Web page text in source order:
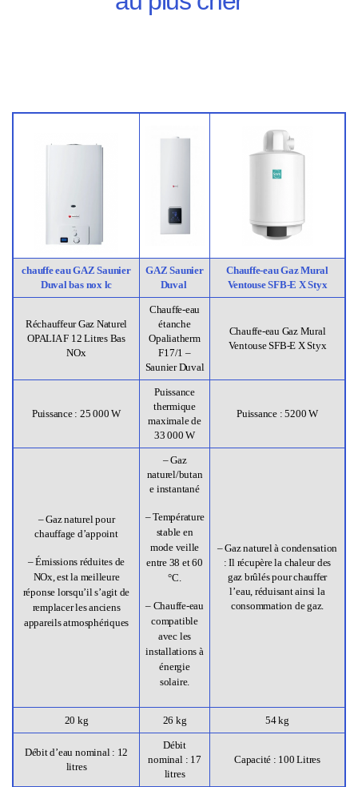
chauffe eau GAZ Saunier
Duval bas nox lc
GAZ Saunier
Duval
Chauffe-eau Gaz Mural
Ventouse SFB-E X Styx
Réchauffeur Gaz Naturel
OPALIA F 12 Litres Bas
NOx
Chauffe-eau
étanche
Opaliatherm
F17/1 –
Saunier Duval
Chauffe-eau Gaz Mural
Ventouse SFB-E X Styx
Puissance : 25 000 W
Puissance
thermique
maximale de
33 000 W
Puissance : 5200 W
– Gaz naturel pour
chauffage d’appoint
– Émissions réduites de
NOx, est la meilleure
réponse lorsqu’il s’agit de
remplacer les anciens
appareils atmosphériques
– Gaz
naturel/butan
e instantané
– Température
stable en
mode veille
entre 38 et 60
°C.
– Chauffe-eau
compatible
avec les
installations à
énergie
solaire.
– Gaz naturel à condensation
: Il récupère la chaleur des
gaz brûlés pour chauffer
l’eau, réduisant ainsi la
consommation de gaz.
20 kg 26 kg 54 kg
Débit d’eau nominal : 12
litres
Débit
nominal : 17
litres
Capacité : 100 Litres